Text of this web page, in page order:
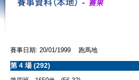
賽事日期: 20/01/1999 跑馬地
第 4 場 (292)